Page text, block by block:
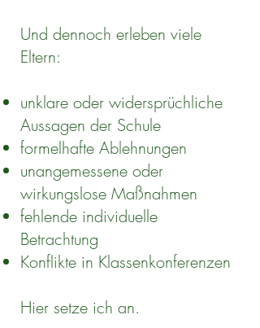
Und dennoch erleben viele
Eltern:
unklare oder widersprüchliche
Aussagen der Schule
formelhafte Ablehnungen
unangemessene oder
wirkungslose Maßnahmen
fehlende individuelle
Betrachtung
Konflikte in Klassenkonferenzen
Hier setze ich an.